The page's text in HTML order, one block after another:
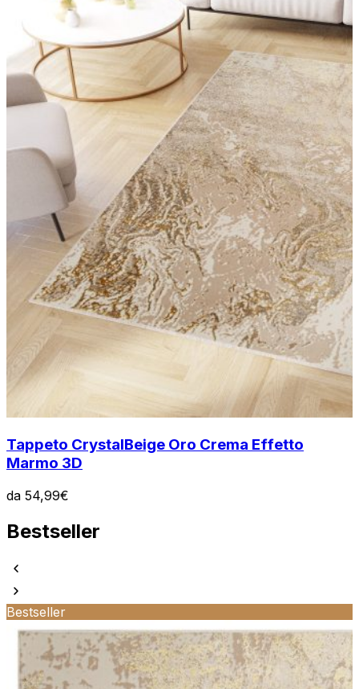
Tappeto CrystalBeige Oro Crema Effetto
Marmo 3D
da 54,99€
Bestseller
Bestseller